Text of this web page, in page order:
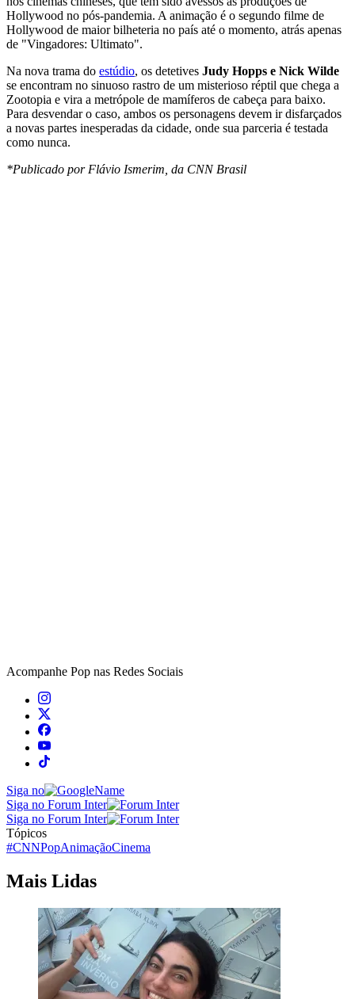
Hollywood no pós-pandemia. A animação é o segundo filme de
Hollywood de maior bilheteria no país até o momento, atrás apenas
de "Vingadores: Ultimato".
Na nova trama do estúdio, os detetives Judy Hopps e Nick Wilde
se encontram no sinuoso rastro de um misterioso réptil que chega a
Zootopia e vira a metrópole de mamíferos de cabeça para baixo.
Para desvendar o caso, ambos os personagens devem ir disfarçados
a novas partes inesperadas da cidade, onde sua parceria é testada
como nunca.
*Publicado por Flávio Ismerim, da CNN Brasil
Acompanhe Pop nas Redes Sociais
Siga no
Siga no Forum Inter
Siga no Forum Inter
Tópicos
#CNNPopAnimaçãoCinema
Mais Lidas